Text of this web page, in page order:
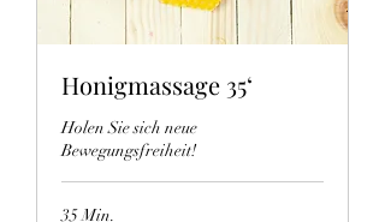
Honigmassage 35‘
Holen Sie sich neue
Bewegungsfreiheit!
35 Min.